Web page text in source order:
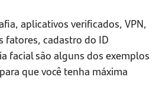
aplicativos verificados, VPN,
fatores, cadastro do ID
facial são alguns dos exemplos
que você tenha máxima